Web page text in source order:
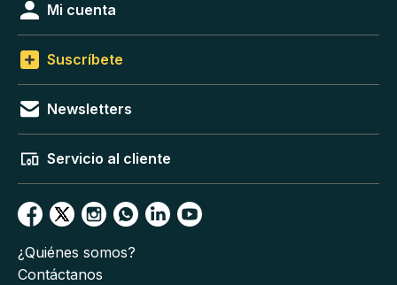
Mi cuenta
Suscríbete
Newsletters
Servicio al cliente
¿Quiénes somos?
Contáctanos